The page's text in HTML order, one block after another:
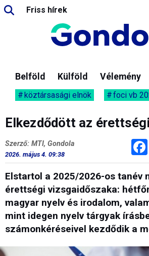
Friss hírek
Belföld Külföld Vélemény
köztársasági elnök foci vb
Elkezdődött az
Szerző: MTI, Gondola
2026. május 4. 09:38
Elstartol a 2025/2026-os tanév
érettségi vizsgaidőszaka:
magyar nyelv és irodalom,
mint idegen nyelv tárgyak
számonkéréseivel kezdődik a